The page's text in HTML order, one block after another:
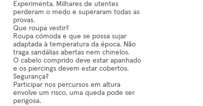
Experimenta. Milhares de utentes
perderam o medo e superaram todas as
provas.
Que roupa vestir?
Roupa cómoda e que se possa sujar
adaptada à temperatura da época. Não
traga sandálias abertas nem chinelos.
O cabelo comprido deve estar apanhado
e os piercings devem estar cobertos.
Segurança?
Participar nos percursos em altura
envolve um risco, uma queda pode ser
perigosa.